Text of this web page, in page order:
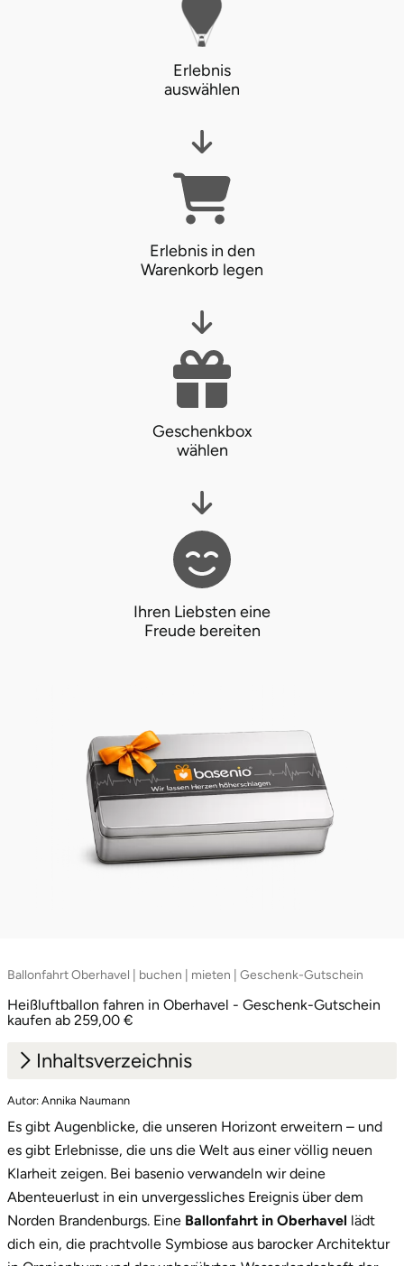
Erlebnis
auswählen
Erlebnis in den
Warenkorb legen
Geschenkbox
wählen
Ihren Liebsten eine
Freude bereiten
Ballonfahrt Oberhavel | buchen | mieten | Geschenk-Gutschein
Heißluftballon fahren in Oberhavel - Geschenk-Gutschein
kaufen ab 259,00 €
Inhaltsverzeichnis
1. Oberhavel und das Ruppiner Land von oben
entdecken
2. Dein Platz im Korb über der Havel
2.1 Klassische Oberhavel-Tour
2.2 Exklusive Fahrt für zwei
Autor: Annika Naumann
Es gibt Augenblicke, die unseren Horizont erweitern – und
es gibt Erlebnisse, die uns die Welt aus einer völlig neuen
Klarheit zeigen. Bei basenio verwandeln wir deine
Abenteuerlust in ein unvergessliches Ereignis über dem
Norden Brandenburgs. Eine Ballonfahrt in Oberhavel lädt
dich ein, die prachtvolle Symbiose aus barocker Architektur